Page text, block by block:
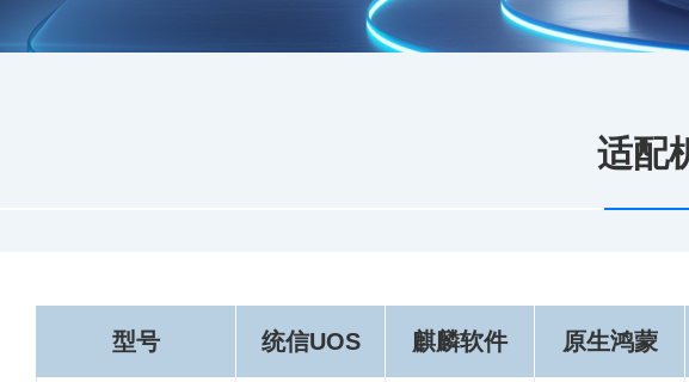
适配
型号 统信UOS 麒麟软件 原生鸿蒙